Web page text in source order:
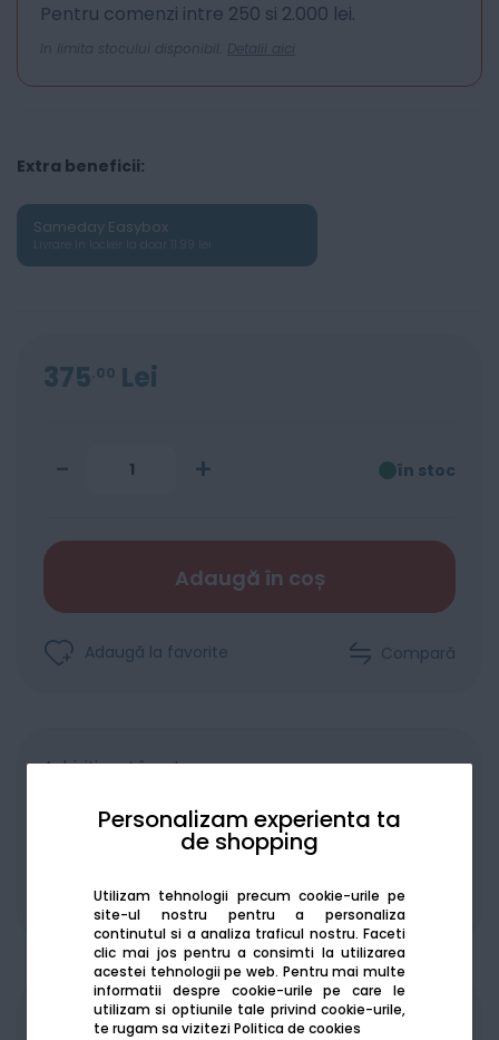
Personalizam experienta ta
de shopping
Utilizam tehnologii precum cookie-urile pe
site-ul nostru pentru a personaliza
continutul si a analiza traficul nostru. Faceti
clic mai jos pentru a consimti la utilizarea
acestei tehnologii pe web. Pentru mai multe
informatii despre cookie-urile pe care le
utilizam si optiunile tale privind cookie-urile,
te rugam sa viziteziPolitica de cookies
Pentru comenzi intre 250 si 2.000 lei.
In limita stocului disponibil. Detalii aici
Extra beneficii:
Sameday Easybox
375 00 Lei
- + în stoc
Adaugă în coș
Adaugă la favorite Compară
Achiziționat în rate
De la: 164.79Lei / lună Vezi detalii
Produsele sunt disponibile pe platforma de